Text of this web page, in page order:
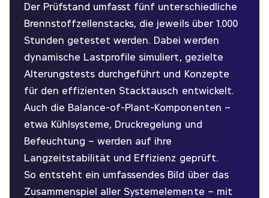
Der Prüfstand umfasst fünf unterschiedliche
Brennstoffzellenstacks, die jeweils über 1.000
Stunden getestet werden. Dabei werden
dynamische Lastprofile simuliert, gezielte
Alterungstests durchgeführt und Konzepte
für den effizienten Stacktausch entwickelt.
Auch die Balance-of-Plant-Komponenten –
etwa Kühlsysteme, Druckregelung und
Befeuchtung – werden auf ihre
Langzeitstabilität und Effizienz geprüft.
So entsteht ein umfassendes Bild über das
Zusammenspiel aller Systemelemente – mit